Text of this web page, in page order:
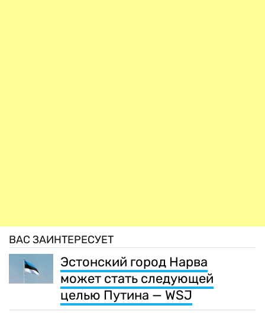
ВАС ЗАИНТЕРЕСУЕТ
Эстонский город Нарва
может стать следующей
целью Путина — WSJ